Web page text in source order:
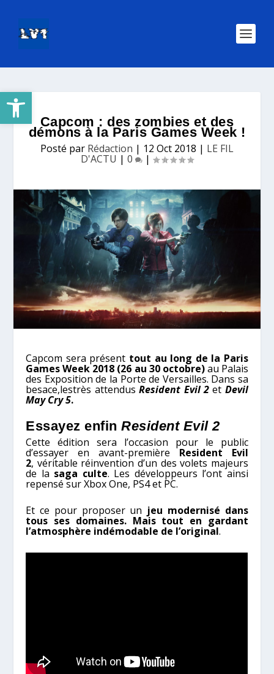
Ouvrir la barre d’outils
Capcom : des zombies et des
démons à la Paris Games Week !
Posté par Rédaction | 12 Oct 2018 | LE FIL
D'ACTU | 0 |
Capcom sera présent tout au long de la Paris
Games Week 2018 (26 au 30 octobre)au Palais
des Exposition de la Porte de Versailles. Dans sa
besace,lestrès attendusResident Evil 2et Devil
May Cry 5.
Essayez enfinResident Evil 2
Cette édition sera l’occasion pour le public
d’essayer en avant-première Resident Evil
2, véritable réinvention d’un des volets majeurs
de la saga culte. Les développeurs l’ont ainsi
repensé sur Xbox One, PS4 et PC.
Et ce pour proposer un jeu modernisé dans
tous ses domaines. Mais tout en gardant
l’atmosphère indémodable de l’original.